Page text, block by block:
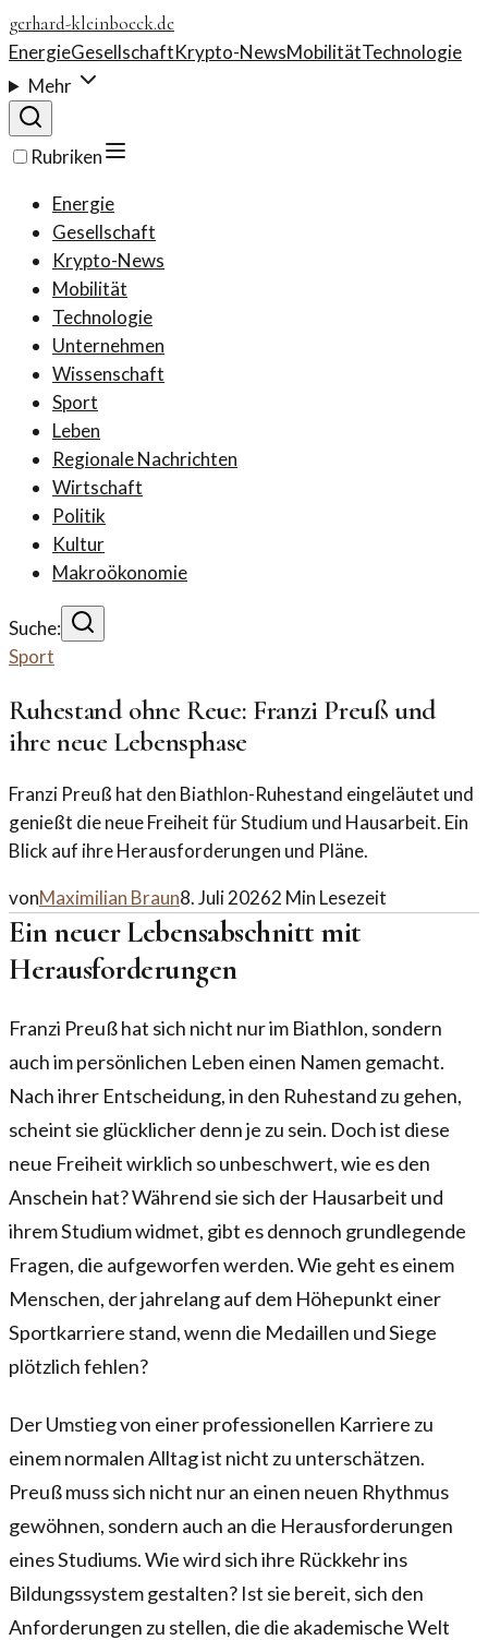
gerhard-kleinboeck.de
EnergieGesellschaftKrypto-NewsMobilitätTechnologie
Mehr
Rubriken
Energie
Gesellschaft
Krypto-News
Mobilität
Technologie
Unternehmen
Wissenschaft
Sport
Leben
Regionale Nachrichten
Wirtschaft
Politik
Kultur
Makroökonomie
Suche:
Sport
Ruhestand ohne Reue: Franzi Preuß und
ihre neue Lebensphase
Franzi Preuß hat den Biathlon-Ruhestand eingeläutet und
genießt die neue Freiheit für Studium und Hausarbeit. Ein
Blick auf ihre Herausforderungen und Pläne.
vonMaximilian Braun8. Juli 20262 Min Lesezeit
Ein neuer Lebensabschnitt mit
Herausforderungen
Franzi Preuß hat sich nicht nur im Biathlon, sondern
auch im persönlichen Leben einen Namen gemacht.
Nach ihrer Entscheidung, in den Ruhestand zu gehen,
scheint sie glücklicher denn je zu sein. Doch ist diese
neue Freiheit wirklich so unbeschwert, wie es den
Anschein hat? Während sie sich der Hausarbeit und
ihrem Studium widmet, gibt es dennoch grundlegende
Fragen, die aufgeworfen werden. Wie geht es einem
Menschen, der jahrelang auf dem Höhepunkt einer
Sportkarriere stand, wenn die Medaillen und Siege
plötzlich fehlen?
Der Umstieg von einer professionellen Karriere zu
einem normalen Alltag ist nicht zu unterschätzen.
Preuß muss sich nicht nur an einen neuen Rhythmus
gewöhnen, sondern auch an die Herausforderungen
eines Studiums. Wie wird sich ihre Rückkehr ins
Bildungssystem gestalten? Ist sie bereit, sich den
Anforderungen zu stellen, die die akademische Welt